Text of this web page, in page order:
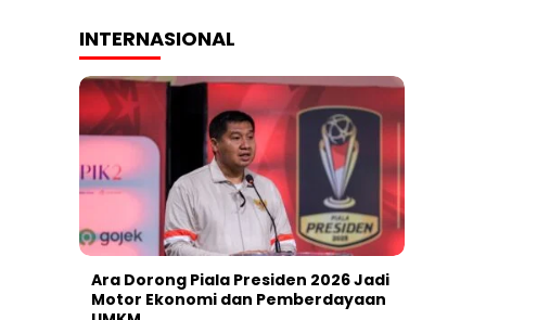
INTERNASIONAL
Ara Dorong Piala Presiden 2026 Jadi
Motor Ekonomi dan Pemberdayaan